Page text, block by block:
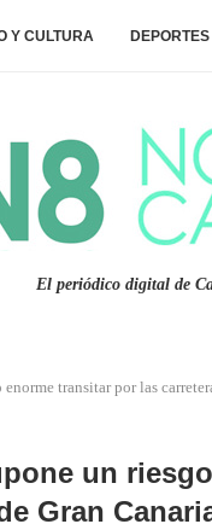
Y CULTURA DEPORTES
El periódico digital de
enorme transitar por las
un
Gran